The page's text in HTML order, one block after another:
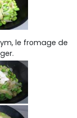
le fromage de